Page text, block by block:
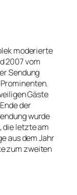
moderierte
2007 vom
Sendung
Gäste
der
wurde
die letzte am
aus dem Jahr
zum zweiten